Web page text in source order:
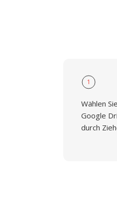
1
Wählen
Google
durch